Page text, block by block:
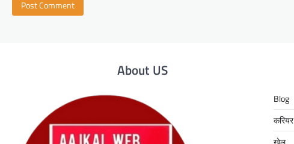
About US
Blog
करियर